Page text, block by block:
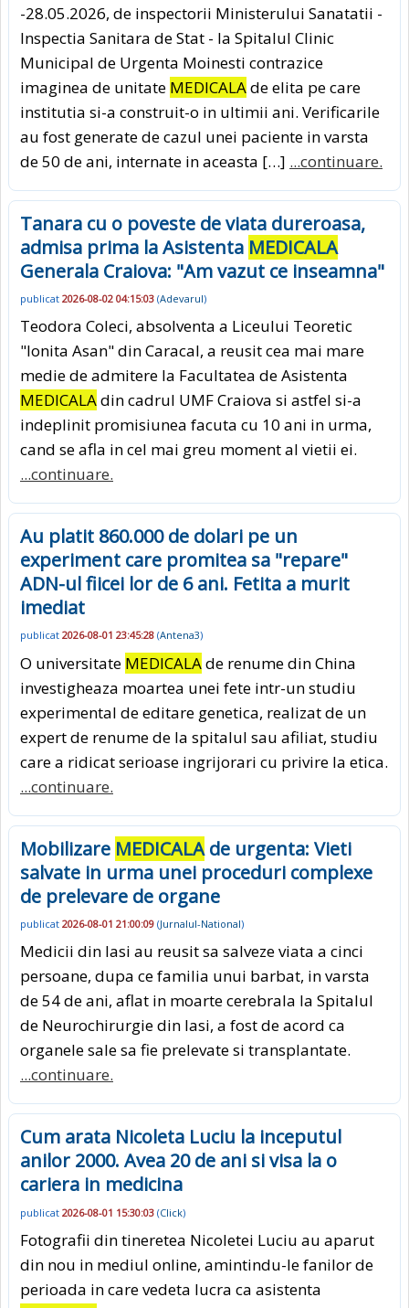
-28.05.2026, de inspectorii Ministerului Sanatatii -
Inspectia Sanitara de Stat - la Spitalul Clinic
Municipal de Urgenta Moinesti contrazice
imaginea de unitate MEDICALAde elita pe care
institutia si-a construit-o in ultimii ani. Verificarile
au fost generate de cazul unei paciente in varsta
de 50 de ani, internate in aceasta […] ...continuare.
Tanara cu o poveste de viata dureroasa,
admisa prima la Asistenta MEDICALA
Generala Craiova: "Am vazut ce inseamna"
publicat 2026-08-02 04:15:03 (Adevarul)
Teodora Coleci, absolventa a Liceului Teoretic
"Ionita Asan" din Caracal, a reusit cea mai mare
medie de admitere la Facultatea de Asistenta
MEDICALAdin cadrul UMF Craiova si astfel si-a
indeplinit promisiunea facuta cu 10 ani in urma,
cand se afla in cel mai greu moment al vietii ei.
...continuare.
Au platit 860.000 de dolari pe un
experiment care promitea sa "repare"
ADN-ul fiicei lor de 6 ani. Fetita a murit
imediat
publicat 2026-08-01 23:45:28 (Antena3)
O universitate MEDICALAde renume din China
investigheaza moartea unei fete intr-un studiu
experimental de editare genetica, realizat de un
expert de renume de la spitalul sau afiliat, studiu
care a ridicat serioase ingrijorari cu privire la etica.
...continuare.
Mobilizare MEDICALAde urgenta: Vieti
salvate in urma unei proceduri complexe
de prelevare de organe
publicat 2026-08-01 21:00:09 (Jurnalul-National)
Medicii din Iasi au reusit sa salveze viata a cinci
persoane, dupa ce familia unui barbat, in varsta
de 54 de ani, aflat in moarte cerebrala la Spitalul
de Neurochirurgie din Iasi, a fost de acord ca
organele sale sa fie prelevate si transplantate.
...continuare.
Cum arata Nicoleta Luciu la inceputul
anilor 2000. Avea 20 de ani si visa la o
cariera in medicina
publicat 2026-08-01 15:30:03 (Click)
Fotografii din tineretea Nicoletei Luciu au aparut
din nou in mediul online, amintindu-le fanilor de
perioada in care vedeta lucra ca asistenta